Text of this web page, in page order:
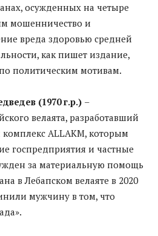
осужденных на четыре
мошенничество и
вреда здоровью средней
как пишет издание,
политическим мотивам.
(1970 г.р.) –
велаята, разработавший
комплекс ALLAKM, которым
госпредприятия и частные
за материальную помощь
в Лебапском велаяте в 2020
мужчину в том, что